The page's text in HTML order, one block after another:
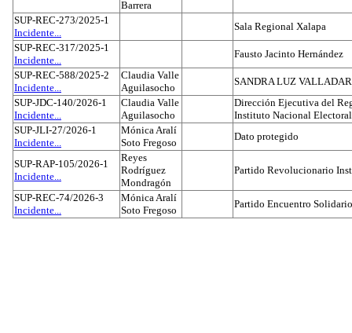
Barrera
SUP-REC-273/2025-1
Incidente...
Sala Regional Xalapa
SUP-REC-317/2025-1
Incidente...
Fausto Jacinto Hernández
SUP-REC-588/2025-2
Incidente...
Claudia Valle
Aguilasocho
SANDRA LUZ
SUP-JDC-140/2026-1
Incidente...
Claudia Valle
Aguilasocho
Dirección Ejecutiva del
Instituto Nacional Electoral
SUP-JLI-27/2026-1
Incidente...
Mónica Aralí
Soto Fregoso
Dato protegido
SUP-RAP-105/2026-1
Incidente...
Reyes
Rodríguez
Mondragón
Partido Revolucionario
SUP-REC-74/2026-3
Incidente...
Mónica Aralí
Soto Fregoso
Partido Encuentro